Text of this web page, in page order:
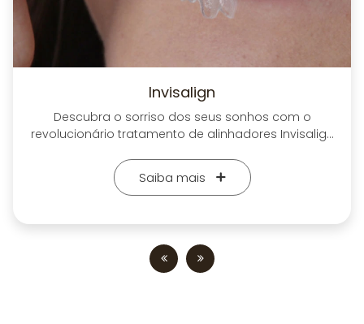
Invisalign
Descubra o sorriso dos seus sonhos com o
revolucionário tratamento de alinhadores Invisalign
aparelhos tradicionais e experimente uma
abordagem moderna, discreta e confortável para
garantindo um sorriso perfeito de forma suave e
eficaz. Com os alinhadores transparentes e
Saiba mais